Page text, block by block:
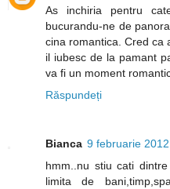
As inchiria pentru
bucurandu-ne de
cina romantica. Cred ca
il iubesc de la pamant
va fi un moment
Răspundeți
Bianca 9 februarie
hmm..nu stiu cati
limita de